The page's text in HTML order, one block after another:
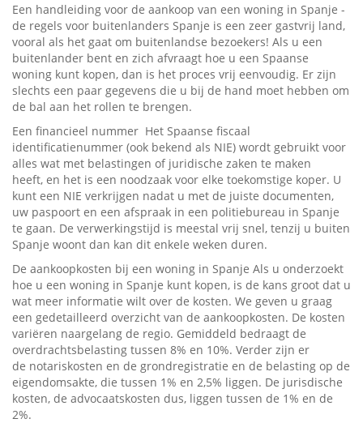
Een handleiding voor de aankoop van een woning in Spanje -
de regels voor buitenlanders Spanje is een zeer gastvrij land,
vooral als het gaat om buitenlandse bezoekers! Als u een
buitenlander bent en zich afvraagt hoe u een Spaanse
woning kunt kopen, dan is het proces vrij eenvoudig. Er zijn
slechts een paar gegevens die u bij de hand moet hebben om
de bal aan het rollen te brengen.
Een financieel nummer Het Spaanse fiscaal
identificatienummer (ook bekend als NIE) wordt gebruikt voor
alles wat met belastingen of juridische zaken te maken
heeft, en het is een noodzaak voor elke toekomstige koper. U
kunt een NIE verkrijgen nadat u met de juiste documenten,
uw paspoort en een afspraak in een politiebureau in Spanje
te gaan. De verwerkingstijd is meestal vrij snel, tenzij u buiten
Spanje woont dan kan dit enkele weken duren.
De aankoopkosten bij een woning in Spanje Als u onderzoekt
hoe u een woning in Spanje kunt kopen, is de kans groot dat u
wat meer informatie wilt over de kosten. We geven u graag
een gedetailleerd overzicht van de aankoopkosten. De kosten
variëren naargelang de regio. Gemiddeld bedraagt de
overdrachtsbelasting tussen 8% en 10%. Verder zijn er
de notariskosten en de grondregistratie en de belasting op de
eigendomsakte, die tussen 1% en 2,5% liggen. De jurisdische
kosten, de advocaatskosten dus, liggen tussen de 1% en de
2%.